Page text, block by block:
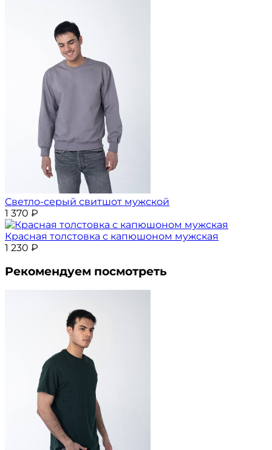
Светло-серый свитшот мужской
1 370 ₽
Красная толстовка с капюшоном мужская
1 230 ₽
Рекомендуем посмотреть